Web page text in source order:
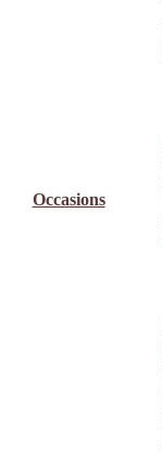
Occasions